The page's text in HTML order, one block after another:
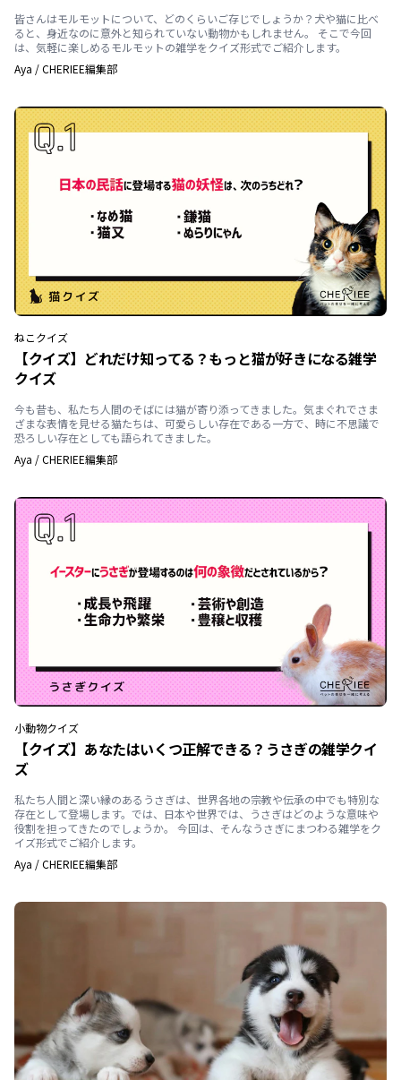
皆さんはモルモットについて、どのくらいご存じでしょうか？犬や猫に比べ
ると、身近なのに意外と知られていない動物かもしれません。 そこで今回
は、気軽に楽しめるモルモットの雑学をクイズ形式でご紹介します。
Aya /CHERIEE編集部
ねこクイズ
【クイズ】どれだけ知ってる？もっと猫が好きになる雑学
クイズ
今も昔も、私たち人間のそばには猫が寄り添ってきました。気まぐれでさま
ざまな表情を見せる猫たちは、可愛らしい存在である一方で、時に不思議で
恐ろしい存在としても語られてきました。
Aya /CHERIEE編集部
小動物クイズ
【クイズ】あなたはいくつ正解できる？うさぎの雑学クイ
ズ
私たち人間と深い縁のあるうさぎは、世界各地の宗教や伝承の中でも特別な
存在として登場します。では、日本や世界では、うさぎはどのような意味や
役割を担ってきたのでしょうか。 今回は、そんなうさぎにまつわる雑学をク
イズ形式でご紹介します。
Aya /CHERIEE編集部